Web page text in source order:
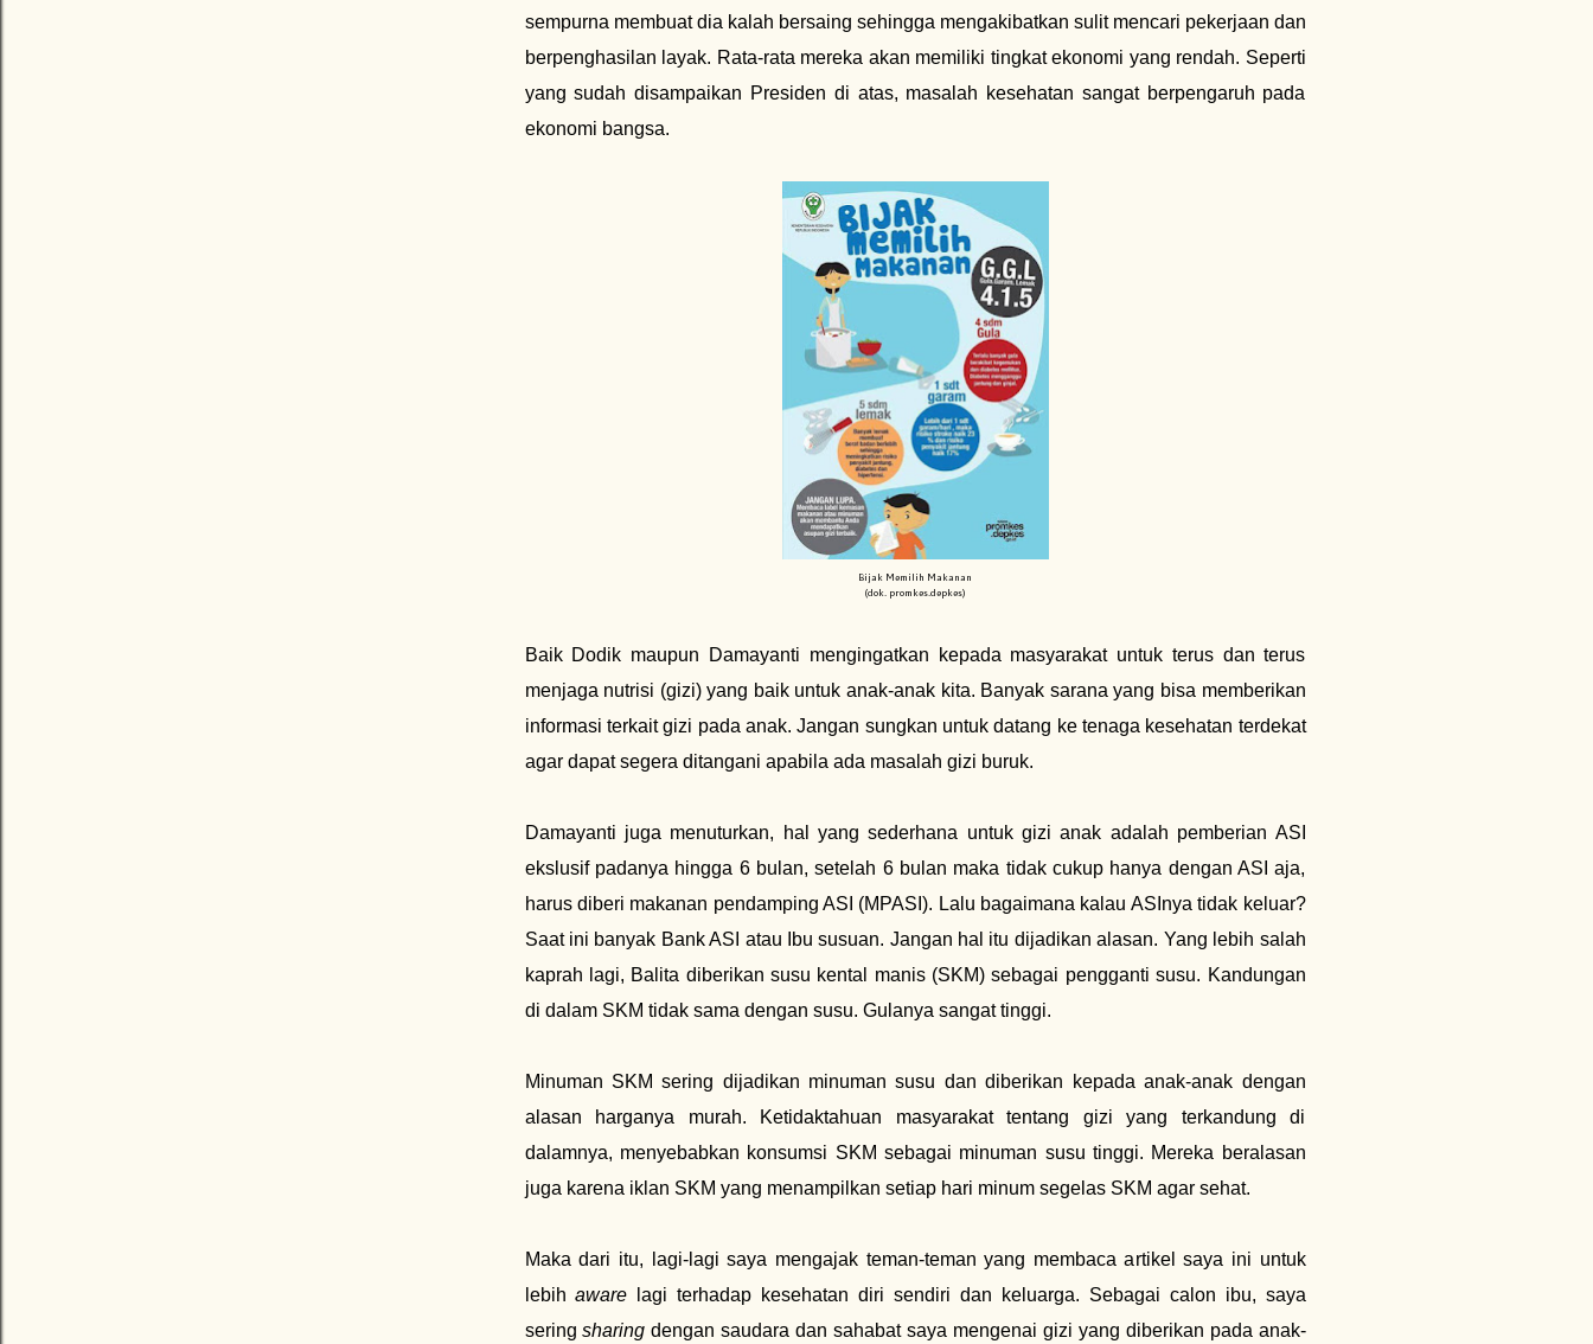
sempurna membuat dia kalah bersaing sehingga mengakibatkan sulit mencari pekerjaan dan
berpenghasilan layak. Rata-rata mereka akan memiliki tingkat ekonomi yang rendah. Seperti
yang sudah disampaikan Presiden di atas, masalah kesehatan sangat berpengaruh pada
ekonomi bangsa.
Bijak Memilih Makanan
(dok. promkes.depkes)
Baik Dodik maupun Damayanti mengingatkan kepada masyarakat untuk terus dan terus
menjaga nutrisi (gizi) yang baik untuk anak-anak kita. Banyak sarana yang bisa memberikan
informasi terkait gizi pada anak. Jangan sungkan untuk datang ke tenaga kesehatan terdekat
agar dapat segera ditangani apabila ada masalah gizi buruk.
Damayanti juga menuturkan, hal yang sederhana untuk gizi anak adalah pemberian ASI
ekslusif padanya hingga 6 bulan, setelah 6 bulan maka tidak cukup hanya dengan ASI aja,
harus diberi makanan pendamping ASI (MPASI). Lalu bagaimana kalau ASInya tidak keluar?
Saat ini banyak Bank ASI atau Ibu susuan. Jangan hal itu dijadikan alasan. Yang lebih salah
kaprah lagi, Balita diberikan susu kental manis (SKM) sebagai pengganti susu. Kandungan
di dalam SKM tidak sama dengan susu. Gulanya sangat tinggi.
Minuman SKM sering dijadikan minuman susu dan diberikan kepada anak-anak dengan
alasan harganya murah. Ketidaktahuan masyarakat tentang gizi yang terkandung di
dalamnya, menyebabkan konsumsi SKM sebagai minuman susu tinggi. Mereka beralasan
juga karena iklan SKM yang menampilkan setiap hari minum segelas SKM agar sehat.
Maka dari itu, lagi-lagi saya mengajak teman-teman yang membaca artikel saya ini untuk
lebihaware lagi terhadap kesehatan diri sendiri dan keluarga. Sebagai calon ibu, saya
seringsharing dengan saudara dan sahabat saya mengenai gizi yang diberikan pada anak-